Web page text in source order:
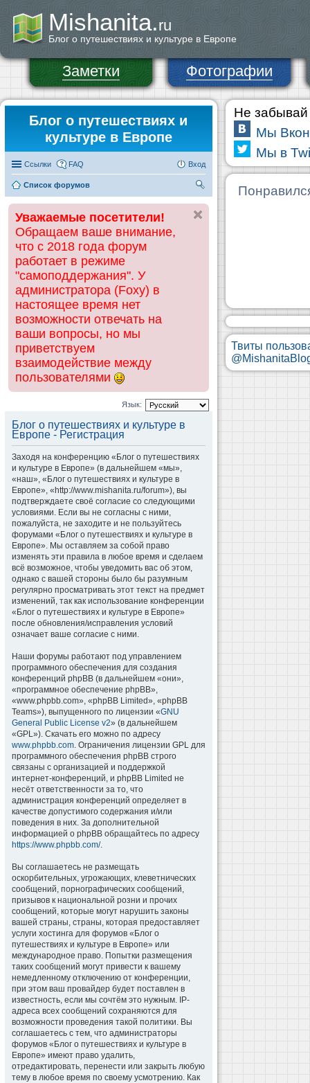
Mishanita.ru
Блог о путешествиях и культуре в Европе
Заметки Фотографии
Блог о путешествиях и
культуре в Европе
Ссылки FAQ Вход
Список форумов
ск
Уважаемые посетители!
Обращаем ваше внимание,
что с 2018 года форум
работает в режиме
"самоподдержания". У
администратора (Foxy) в
настоящее время нет
возможности отвечать на
ваши вопросы, но мы
приветствуем
взаимодействие между
пользователями
Язык:
Блог о путешествиях и культуре в
Европе - Регистрация
Заходя на конференцию «Блог о путешествиях
и культуре в Европе» (в дальнейшем «мы»,
«наш», «Блог о путешествиях и культуре в
Европе», «http://www.mishanita.ru/forum»), вы
подтверждаете своё согласие со следующими
условиями. Если вы не согласны с ними,
пожалуйста, не заходите и не пользуйтесь
форумами «Блог о путешествиях и культуре в
Европе». Мы оставляем за собой право
изменять эти правила в любое время и сделаем
всё возможное, чтобы уведомить вас об этом,
однако с вашей стороны было бы разумным
регулярно просматривать этот текст на предмет
изменений, так как использование конференции
«Блог о путешествиях и культуре в Европе»
после обновления/исправления условий
означает ваше согласие с ними.
Наши форумы работают под управлением
программного обеспечения для создания
конференций phpBB (в дальнейшем «они»,
«программное обеспечение phpBB»,
«www.phpbb.com», «phpBB Limited», «phpBB
Teams»), выпущенного по лицензии «GNU
General Public License v2» (в дальнейшем
«GPL»). Скачать его можно по адресу
www.phpbb.com. Ограничения лицензии GPL для
программного обеспечения phpBB строго
связаны с организацией и поддержкой
интернет-конференций, и phpBB Limited не
несёт ответственности за то, что
администрация конференций определяет в
качестве допустимого содержания и/или
поведения в них. За дополнительной
информацией о phpBB обращайтесь по адресу
https://www.phpbb.com/.
Вы соглашаетесь не размещать
оскорбительных, угрожающих, клеветнических
сообщений, порнографических сообщений,
призывов к национальной розни и прочих
сообщений, которые могут нарушить законы
вашей страны, страны, которая предоставляет
услуги хостинга для форумов «Блог о
путешествиях и культуре в Европе» или
международное право. Попытки размещения
таких сообщений могут привести к вашему
немедленному отключению от конференции,
при этом ваш провайдер будет поставлен в
известность, если мы сочтём это нужным. IP-
адреса всех сообщений сохраняются для
возможности проведения такой политики. Вы
соглашаетесь с тем, что администраторы
форумов «Блог о путешествиях и культуре в
Европе» имеют право удалить,
отредактировать, перенести или закрыть любую
тему в любое время по своему усмотрению. Как
Не забывай
Мы
Мы в
Твиты